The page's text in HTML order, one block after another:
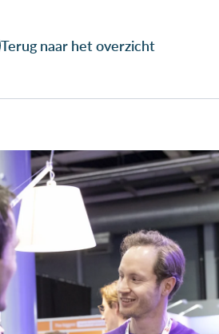
Terug naar het overzicht